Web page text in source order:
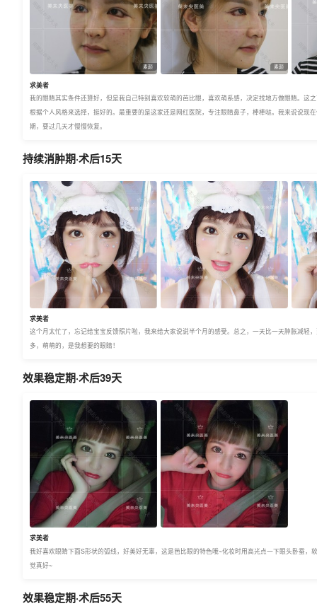
素颜 素颜
求美者
我的眼睛其实条件还算好，但是我自己特别喜欢软萌的芭比眼，喜欢萌系感，决定找地方做眼睛。
根据个人风格来选择，挺好的。最重要的是这家还是网红医院，专注眼睛鼻子，棒棒哒。我来说说
期，要过几天才慢慢恢复。
持续消肿期·术后15天
求美者
这个月太忙了，忘记给宝宝反馈照片啦，我来给大家说说半个月的感受。总之，一天比一天肿胀减
多，萌萌的，是我想要的眼睛！
效果稳定期·术后39天
求美者
我好喜欢眼睛下面S形状的弧线，好美好无辜，这是芭比眼的特色哦~化妆时用高光点一下眼头卧蚕
觉真好~
效果稳定期·术后55天